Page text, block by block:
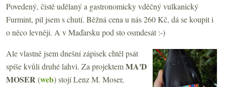
Povedený, čistě udělaný a gastronomicky vděčný vulkanický
Furmint, pil jsem s chutí. Běžná cena u nás 260 Kč, dá se koupit i
o něco levněji. A v Maďarsku pod sto osmdesát :-)
Ale vlastně jsem dnešní zápisek chtěl psát
spíše kvůli druhé lahvi. Za projektemMA'D
MOSER(web) stojí Lenz M. Moser,